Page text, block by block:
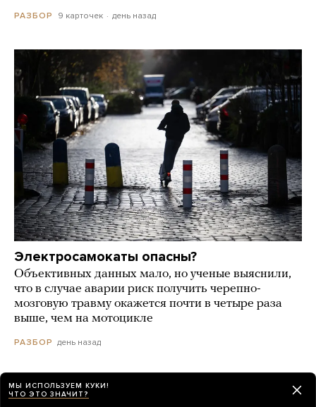
РАЗБОР 9 карточек день назад
Электросамокаты опасны?
Объективных данных мало, но ученые выяснили,
что в случае аварии риск получить черепно-
мозговую травму окажется почти в четыре раза
выше, чем на мотоцикле
РАЗБОР день назад
МЫ ИСПОЛЬЗУЕМ КУКИ!
ЧТО ЭТО ЗНАЧИТ?